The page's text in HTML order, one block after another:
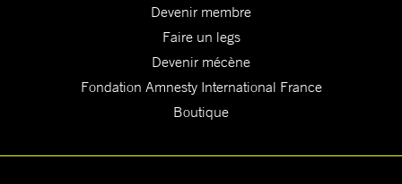
Devenir membre
Faire un legs
Devenir mécène
Fondation Amnesty International France
Boutique